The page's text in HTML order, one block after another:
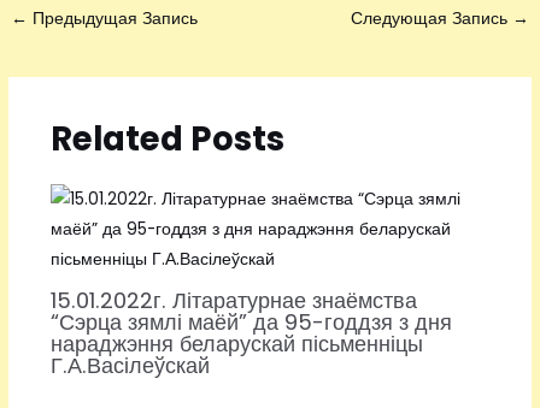
← Предыдущая Запись Следующая Запись →
Related Posts
15.01.2022г. Літаратурнае знаёмства
“Сэрца зямлі маёй” да 95-годдзя з дня
нараджэння беларускай пісьменніцы
Г.А.Васілеўскай